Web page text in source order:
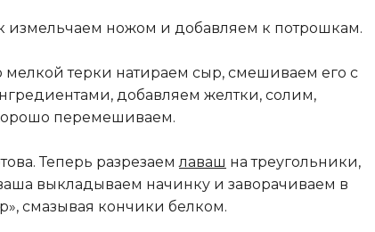
измельчаем ножом и добавляем к потрошкам.
терки натираем сыр, смешиваем его с
добавляем желтки, солим,
перемешиваем.
Теперь разрезаемлаваш на треугольники,
выкладываем начинку и заворачиваем в
смазывая кончики белком.